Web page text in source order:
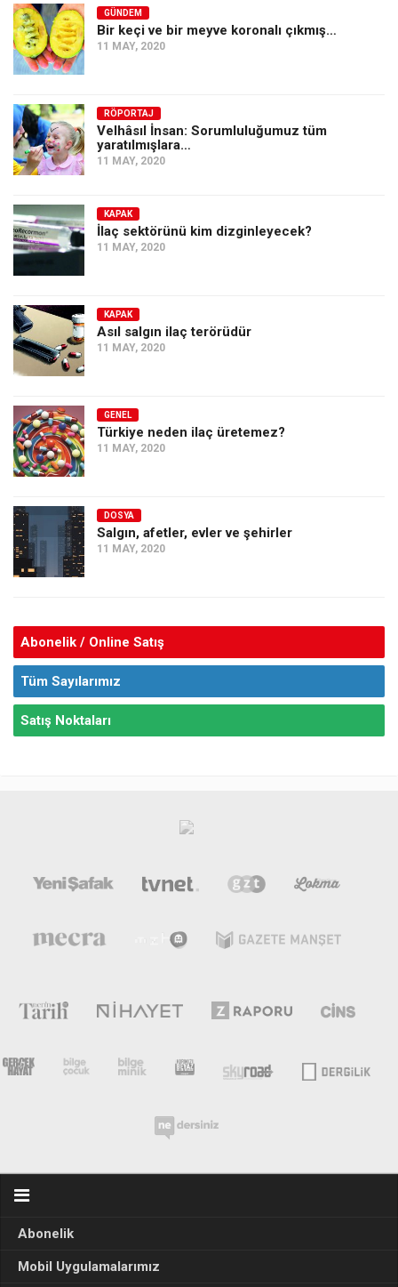
Asya
Afrika
Avustralya
Tarih
Dosyalar
GÜNDEM
Bir keçi ve bir meyve koronalı çıkmış…
11 MAY, 2020
RÖPORTAJ
Velhâsıl İnsan: Sorumluluğumuz tüm
yaratılmışlara…
11 MAY, 2020
KAPAK
İlaç sektörünü kim dizginleyecek?
11 MAY, 2020
KAPAK
Asıl salgın ilaç terörüdür
11 MAY, 2020
GENEL
Türkiye neden ilaç üretemez?
11 MAY, 2020
DOSYA
Salgın, afetler, evler ve şehirler
11 MAY, 2020
Abonelik / Online Satış
Tüm Sayılarımız
Satış Noktaları
Abonelik
Mobil Uygulamalarımız